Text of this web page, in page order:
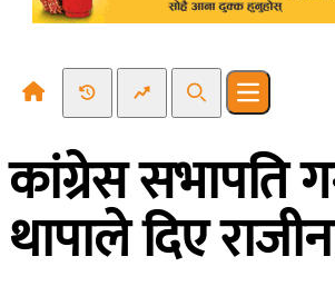
Recent NewsTrending News
SearchOpen main
कांग्रेस सभापति
थापाले दिए